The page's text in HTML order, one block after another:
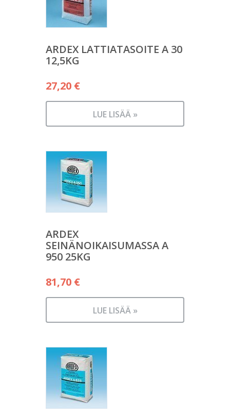
ARDEX LATTIATASOITE A 30
12,5KG
27,20 €
LUE LISÄÄ »
ARDEX
SEINÄNOIKAISUMASSA A
950 25KG
81,70 €
LUE LISÄÄ »